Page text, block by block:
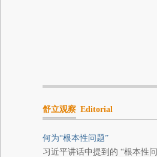
舒立观察 Editorial
何为“根本性问题”
习近平讲话中提到的 “根本性问